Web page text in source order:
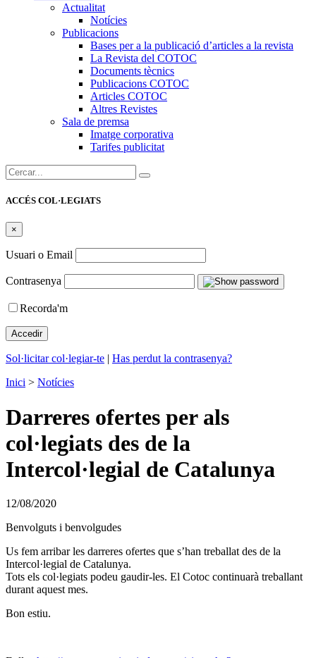
Actualitat
Notícies
Publicacions
Bases per a la publicació d’articles a la revista
La Revista del COTOC
Documents tècnics
Publicacions COTOC
Articles COTOC
Altres Revistes
Sala de premsa
Imatge corporativa
Tarifes publicitat
Cercar:
ACCÉS COL·LEGIATS
×
Usuari o Email
Contrasenya
Recorda'm
Sol·licitar col·legiar-te | Has perdut la contrasenya?
Inici > Notícies
Darreres ofertes per als
col·legiats des de la
Intercol·legial de Catalunya
12/08/2020
Benvolguts i benvolgudes
Us fem arribar les darreres ofertes que s’han treballat des de la
Intercol·legial de Catalunya.
Tots els col·legiats podeu gaudir-les. El Cotoc continuarà treballant
durant aquest mes.
Bon estiu.